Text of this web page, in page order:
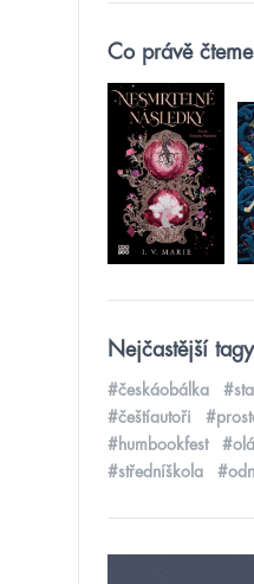
Co právě čteme
Nejčastější tagy
#českáobálka
#češtíautoři
#humbookfest
#středníškola